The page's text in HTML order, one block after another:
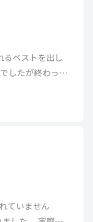
るベストを出し
したが終わって
った
ていません